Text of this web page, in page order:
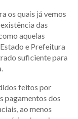
os quais já vemos
das
aquelas
e Prefeitura
suficiente para
feitos por
pagamentos dos
ao menos